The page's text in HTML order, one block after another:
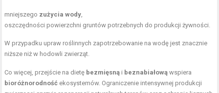
mniejszego zużycia wody
oszczędności powierzchni gruntów potrzebnych do produkcji żywności.
W przypadku upraw roślinnych zapotrzebowanie na wodę jest znacznie
niższe niż w hodowli zwierząt.
Co więcej, przejście na dietę bezmięsną i beznabiałową wspiera
bioróżnorodność ekosystemów. Ograniczenie intensywnej produkcji